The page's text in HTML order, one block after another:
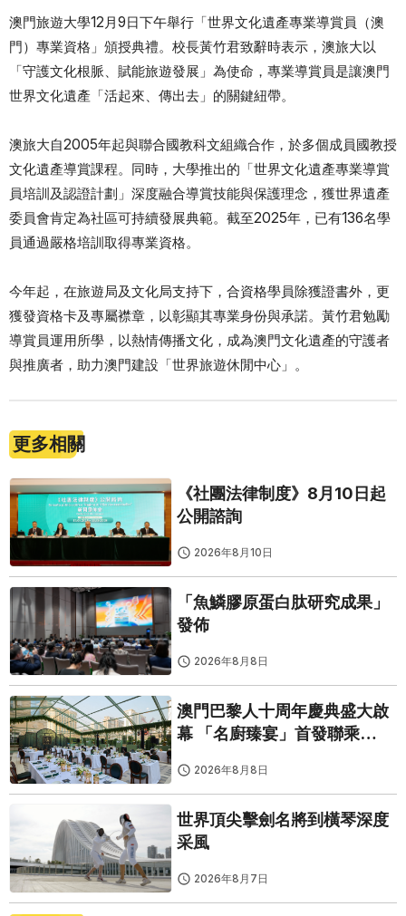
澳門旅遊大學12月9日下午舉行「世界文化遺產專業導賞員（澳
門）專業資格」頒授典禮。校長黃竹君致辭時表示，澳旅大以
「守護文化根脈、賦能旅遊發展」為使命，專業導賞員是讓澳門
世界文化遺產「活起來、傳出去」的關鍵紐帶。
澳旅大自2005年起與聯合國教科文組織合作，於多個成員國教授
文化遺產導賞課程。同時，大學推出的「世界文化遺產專業導賞
員培訓及認證計劃」深度融合導賞技能與保護理念，獲世界遺產
委員會肯定為社區可持續發展典範。截至2025年，已有136名學
員通過嚴格培訓取得專業資格。
今年起，在旅遊局及文化局支持下，合資格學員除獲證書外，更
獲發資格卡及專屬襟章，以彰顯其專業身份與承諾。黃竹君勉勵
導賞員運用所學，以熱情傳播文化，成為澳門文化遺產的守護者
與推廣者，助力澳門建設「世界旅遊休閒中心」。
更多相關
《社團法律制度》8月10日起
公開諮詢
2026年8月10日
「魚鱗膠原蛋白肽研究成果」
發佈
2026年8月8日
澳門巴黎人十周年慶典盛大啟
幕 「名廚臻宴」首發聯乘
2026年8月8日
世界頂尖擊劍名將到橫琴深度
采風
2026年8月7日